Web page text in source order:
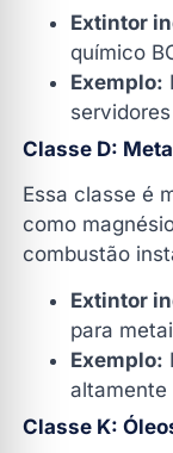
Extintor
químico
Exemplo:
Classe D:
Essa classe é
como
combustão
Extintor
para
Exemplo:
altamente
Classe K: